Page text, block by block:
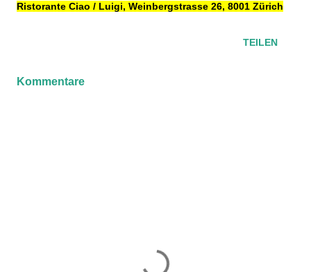
Ristorante Ciao / Luigi, Weinbergstrasse 26, 8001 Zürich
TEILEN
Kommentare